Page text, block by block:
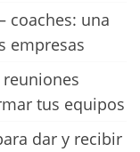
coaches: una
empresas
tus equipos
dar y recibir